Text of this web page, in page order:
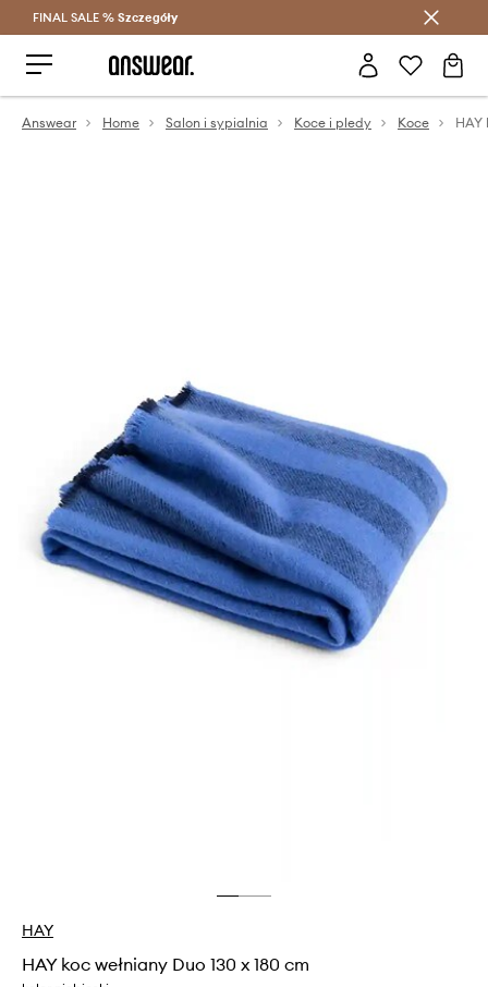
Oszczędzaj z Answear Club >
FINAL SALE % Szczegóły
Answear Home Salon i sypialnia Koce i pledy Koce
HAY
HAY koc wełniany Duo 130 x 180 cm